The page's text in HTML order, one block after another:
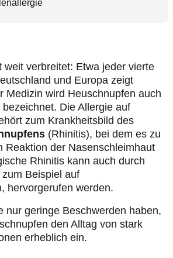
weit verbreitet: Etwa jeder vierte
und Europa zeigt
Medizin wird Heuschnupfen auch
bezeichnet. Die Allergie auf
zum Krankheitsbild des
(Rhinitis), bei dem es zu
Reaktion der Nasenschleimhaut
Rhinitis kann auch durch
Beispiel auf
hervorgerufen werden.
nur geringe Beschwerden haben,
den Alltag von stark
erheblich ein.